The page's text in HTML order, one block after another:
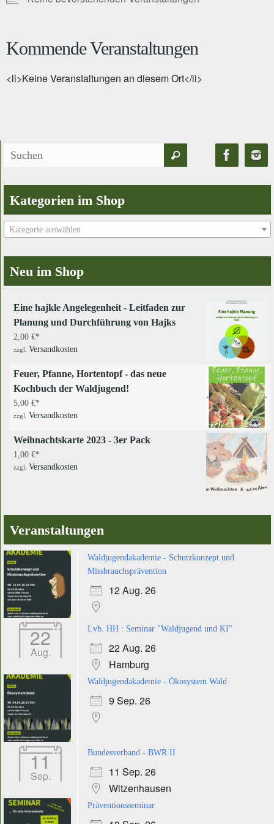
Kommende Veranstaltungen
<li>Keine Veranstaltungen an diesem Ort</li>
Suchen
Kategorien im Shop
Kategorie auswählen
Neu im Shop
Eine hajkle Angelegenheit - Leitfaden zur
Planung und Durchführung von Hajks
2,00 €
zzgl. Versandkosten
Feuer, Pfanne, Hortentopf - das neue
Kochbuch der Waldjugend!
5,00 €
zzgl. Versandkosten
Weihnachtskarte 2023 - 3er Pack
1,00 €
zzgl. Versandkosten
Veranstaltungen
Waldjugendakademie - Schutzkonzept und
Missbrauchsprävention
12 Aug. 26
22
Aug.
Lvb. HH : Seminar "Waldjugend und KI"
22 Aug. 26
Hamburg
Waldjugendakademie - Ökosystem Wald
9 Sep. 26
11
Sep.
Bundesverband - BWR II
11 Sep. 26
Witzenhausen
Präventionsseminar